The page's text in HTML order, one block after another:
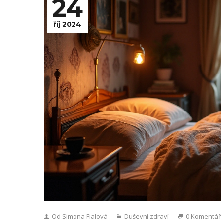
24
říj 2024
Od Simona Fialová Duševní zdraví 0